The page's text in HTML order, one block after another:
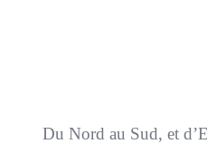
Du Nord au Sud, et